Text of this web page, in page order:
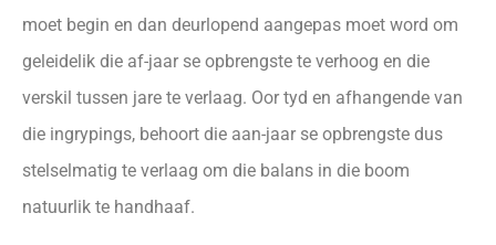
moet begin en dan deurlopend aangepas moet word om
geleidelik die af-jaar se opbrengste te verhoog en die
verskil tussen jare te verlaag. Oor tyd en afhangende van
die ingrypings, behoort die aan-jaar se opbrengste dus
stelselmatig te verlaag om die balans in die boom
natuurlik te handhaaf.